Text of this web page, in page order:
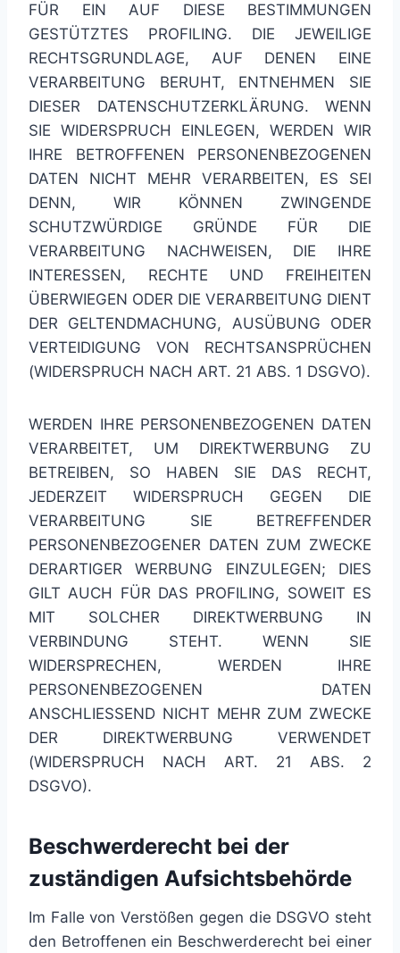
FÜR EIN AUF DIESE BESTIMMUNGEN
GESTÜTZTES PROFILING. DIE JEWEILIGE
RECHTSGRUNDLAGE, AUF DENEN EINE
VERARBEITUNG BERUHT, ENTNEHMEN SIE
DIESER DATENSCHUTZERKLÄRUNG. WENN
SIE WIDERSPRUCH EINLEGEN, WERDEN WIR
IHRE BETROFFENEN PERSONENBEZOGENEN
DATEN NICHT MEHR VERARBEITEN, ES SEI
DENN, WIR KÖNNEN ZWINGENDE
SCHUTZWÜRDIGE GRÜNDE FÜR DIE
VERARBEITUNG NACHWEISEN, DIE IHRE
INTERESSEN, RECHTE UND FREIHEITEN
ÜBERWIEGEN ODER DIE VERARBEITUNG DIENT
DER GELTENDMACHUNG, AUSÜBUNG ODER
VERTEIDIGUNG VON RECHTSANSPRÜCHEN
(WIDERSPRUCH NACH ART. 21 ABS. 1 DSGVO).
WERDEN IHRE PERSONENBEZOGENEN DATEN
VERARBEITET, UM DIREKTWERBUNG ZU
BETREIBEN, SO HABEN SIE DAS RECHT,
JEDERZEIT WIDERSPRUCH GEGEN DIE
VERARBEITUNG SIE BETREFFENDER
PERSONENBEZOGENER DATEN ZUM ZWECKE
DERARTIGER WERBUNG EINZULEGEN; DIES
GILT AUCH FÜR DAS PROFILING, SOWEIT ES
MIT SOLCHER DIREKTWERBUNG IN
VERBINDUNG STEHT. WENN SIE
WIDERSPRECHEN, WERDEN IHRE
PERSONENBEZOGENEN DATEN
ANSCHLIESSEND NICHT MEHR ZUM ZWECKE
DER DIREKTWERBUNG VERWENDET
(WIDERSPRUCH NACH ART. 21 ABS. 2
DSGVO).
Beschwerde­recht bei der
zuständigen Aufsichts­behörde
Im Falle von Verstößen gegen die DSGVO steht
den Betroffenen ein Beschwerderecht bei einer